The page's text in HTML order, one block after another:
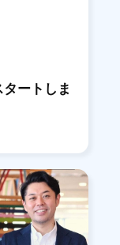
ートしま